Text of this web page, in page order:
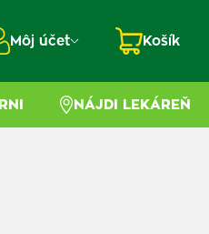
Môj účet Košík
NÁJDI LEKÁREŇ